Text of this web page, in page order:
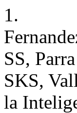
1.
SS,
SKS,
la